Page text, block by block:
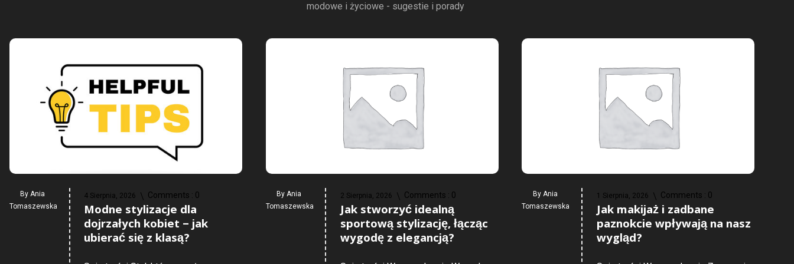
modowe i życiowe - sugestie i porady
ByAnia
Tomaszewska
4 Sierpnia, 2026 Comments : 0
Modne stylizacje dla
dojrzałych kobiet – jak
ubierać się z klasą?
By Ania
Tomaszewska
2 Sierpnia, 2026 Comments : 0
Jak stworzyć idealną
sportową stylizację, łącząc
wygodę z elegancją?
By Ania
Tomaszewska
1 Sierpnia, 2026 Comments : 0
Jak makijaż i zadbane
paznokcie wpływają na nasz
wygląd?